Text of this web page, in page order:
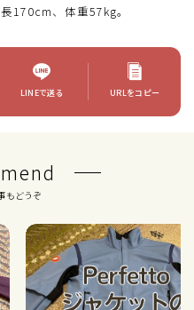
170cm、体重57kg。
LINEで送る URLをコピー
もどうぞ